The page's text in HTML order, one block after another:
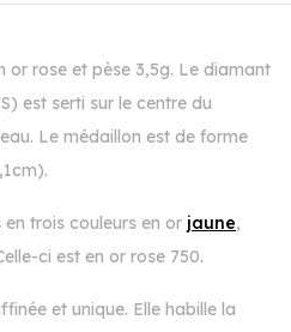
or rose et pèse 3,5g. Le diamant
est serti sur le centre du
Le médaillon est de forme
trois couleurs en or jaune,
ci est en or rose 750.
et unique. Elle habille la